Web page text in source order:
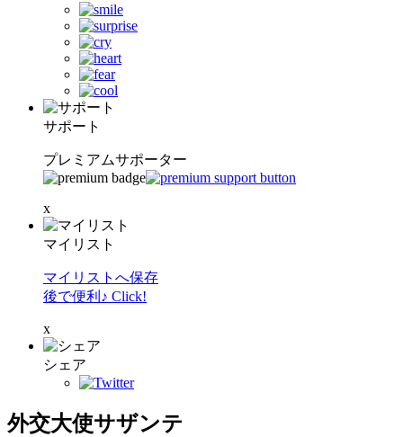
サポート
プレミアムサポーター
x
マイリスト
マイリストへ保存
後で便利♪ Click!
x
シェア
外交大使サザンテ